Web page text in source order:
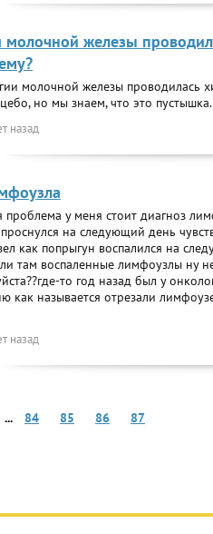
железы
молочной железы проводилась
но мы знаем, что это пустышка.
назад
проблема у меня стоит диагноз
на следующий день
как попрыгун воспалился на
там воспаленные лимфоузлы ну
то год назад был у
как называется отрезали
назад
... 84 85 86 87